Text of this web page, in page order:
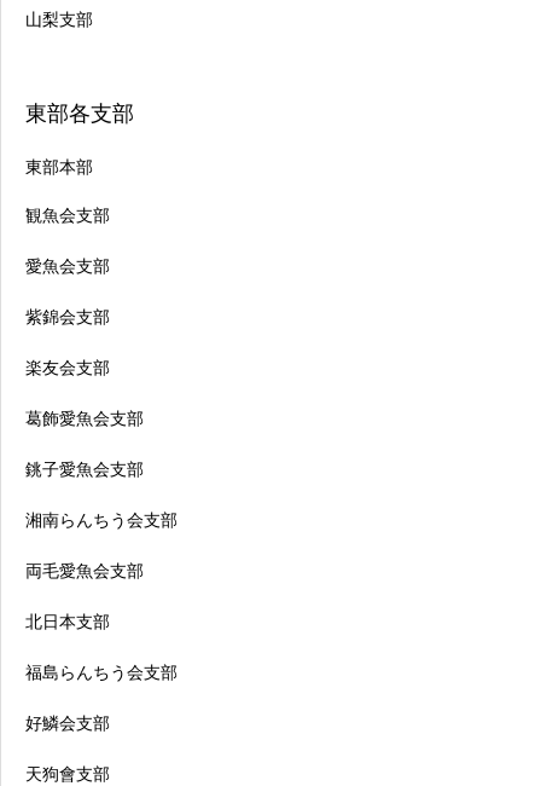
山梨支部
東部各支部
東部本部
観魚会支部
愛魚会支部
紫錦会支部
楽友会支部
葛飾愛魚会支部
銚子愛魚会支部
湘南らんちう会支部
両毛愛魚会支部
北日本支部
福島らんちう会支部
好鱗会支部
天狗會支部